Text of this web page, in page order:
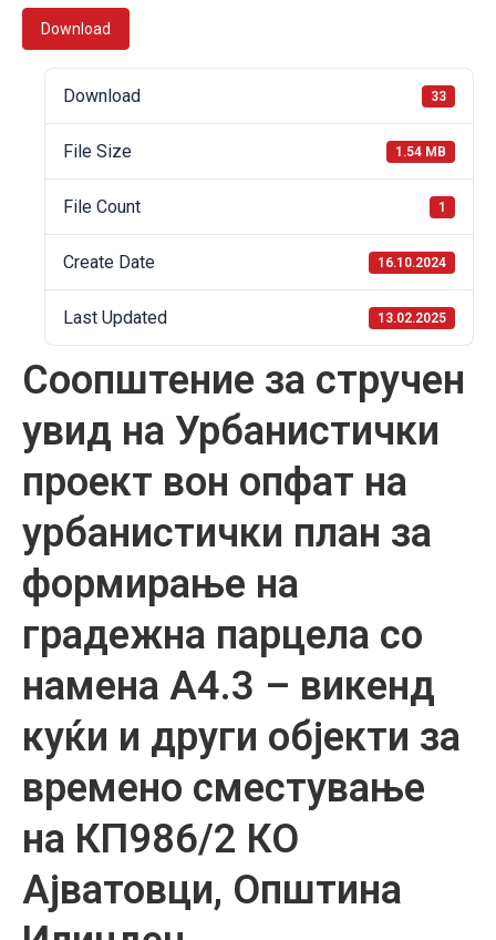
Download
Download 33
File Size 1.54 MB
File Count 1
Create Date 16.10.2024
Last Updated 13.02.2025
Соопштение за стручен
увид на Урбанистички
проект вон опфат на
урбанистички план за
формирање на
градежна парцела со
намена А4.3 – викенд
куќи и други објекти за
времено сместување
на КП986/2 КО
Ајватовци, Општина